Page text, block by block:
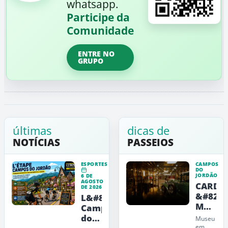
whatsapp.
Participe da
Comunidade
ENTRE NO
GRUPO
últimas
NOTÍCIAS
ESPORTES
6 DE
AGOSTO
DE 2026
L&#8217;Étape
Campos
do
dicas de
PASSEIOS
CAMPOS
DO
JORDÃO
CARDE
Museu
de
Museu